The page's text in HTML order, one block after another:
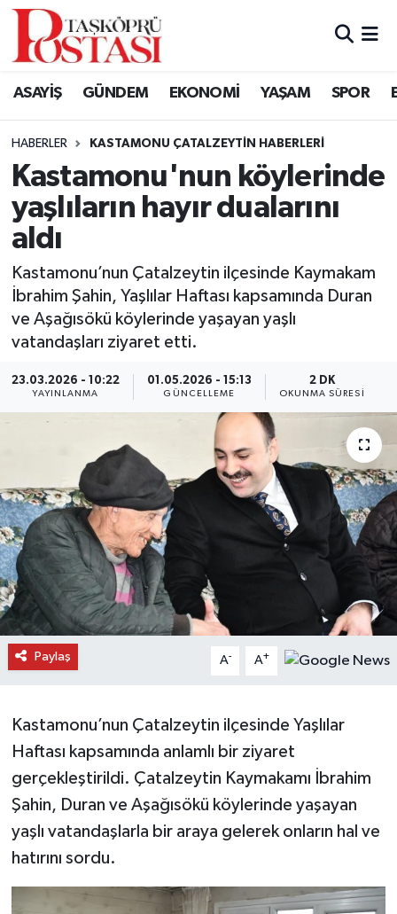
ASAYİŞ GÜNDEM EKONOMİ YAŞAM SPOR
HABERLER KASTAMONU ÇATALZEYTIN HABERLERI
Kastamonu'nun köylerinde
yaşlıların hayır dualarını
aldı
Kastamonu’nun Çatalzeytin ilçesinde Kaymakam
İbrahim Şahin, Yaşlılar Haftası kapsamında Duran
ve Aşağısökü köylerinde yaşayan yaşlı
vatandaşları ziyaret etti.
23.03.2026 - 10:22
YAYINLANMA
01.05.2026 - 15:13
GÜNCELLEME
2 DK
OKUNMA SÜRESI
Paylaş A- A+
Kastamonu’nun Çatalzeytin ilçesinde Yaşlılar
Haftası kapsamında anlamlı bir ziyaret
gerçekleştirildi. Çatalzeytin Kaymakamı İbrahim
Şahin, Duran ve Aşağısökü köylerinde yaşayan
yaşlı vatandaşlarla bir araya gelerek onların hal ve
hatırını sordu.
Kastamonu Vefat Edenler
Araç Haberleri
Azdavay Haberleri
Bozkurt Haberleri
Çatalzeytin Haberleri
Cide Haberleri
Devrekani Haberleri
Doğanyurt Haberleri
Hanönü Haberleri
İhsangazi Haberleri
İnebolu Haberleri
Merkez Haberleri
Pınarbaşı Haberleri
Şenpazar Haberleri